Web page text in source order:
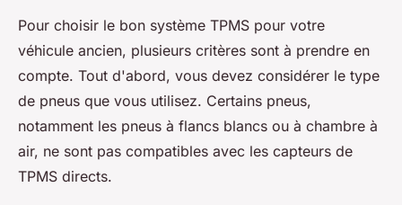
Pour choisir le bon système TPMS pour votre
véhicule ancien, plusieurs critères sont à prendre en
compte. Tout d'abord, vous devez considérer le type
de pneus que vous utilisez. Certains pneus,
notamment les pneus à flancs blancs ou à chambre à
air, ne sont pas compatibles avec les capteurs de
TPMS directs.